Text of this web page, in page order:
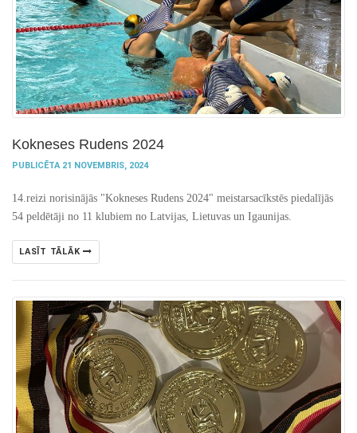
Kokneses Rudens 2024
PUBLICĒTA 21 NOVEMBRIS, 2024
14.reizi norisinājās "Kokneses Rudens 2024" meistarsacīkstēs piedalījās
54 peldētāji no 11 klubiem no Latvijas, Lietuvas un Igaunijas.
LASĪT TĀLĀK